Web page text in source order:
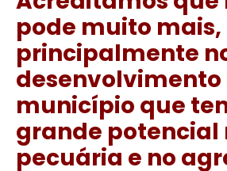
pode muito mais,
principalmente
desenvolvimento
município que
grande potencial
pecuária e no